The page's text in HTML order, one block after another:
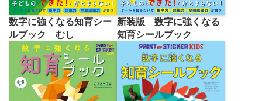
数字に強くなる知育シー
ルブック むし
新装版 数字に強くなる
知育シールブック